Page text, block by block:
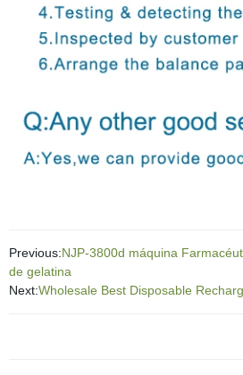
Previous:NJP-3800d máquina
de gelatina
Next:Wholesale Best Disposable